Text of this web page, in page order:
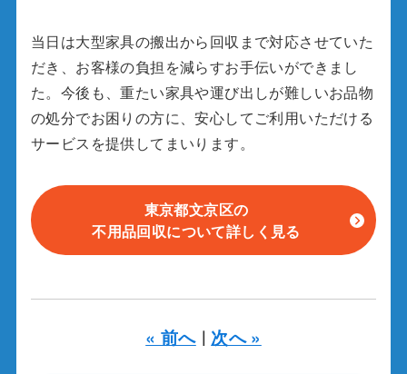
当日は大型家具の搬出から回収まで対応させていた
だき、お客様の負担を減らすお手伝いができまし
た。今後も、重たい家具や運び出しが難しいお品物
の処分でお困りの方に、安心してご利用いただける
サービスを提供してまいります。
東京都文京区の
不用品回収について詳しく見る
« 前へ｜ 次へ »